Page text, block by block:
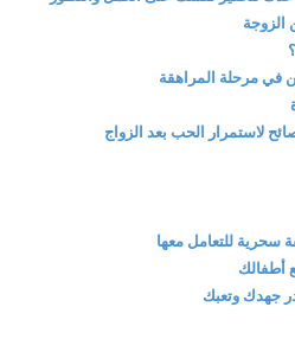
لاستمرار الحب بعد الزواج
سحرية للتعامل معها
أطفالك
جهدك وتعبك